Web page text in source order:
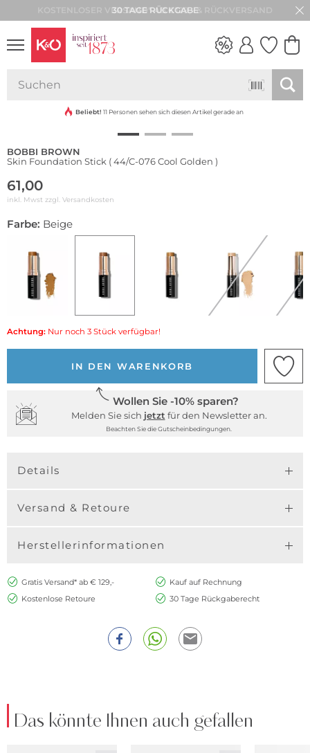
30 TAGE RÜCKGABE
VIBES
Beliebt! 11 Personen sehen sich diesen Artikel gerade an
BOBBI BROWN
Skin Foundation Stick ( 44/C-076 Cool Golden )
61,00
inkl. Mwst zzgl. Versandkosten
Farbe: Beige
Achtung: Nur noch 3 Stück verfügbar!
IN DEN WARENKORB
Wollen Sie -10% sparen?
Melden Sie sich jetzt für den Newsletter an.
Beachten Sie die Gutscheinbedingungen.
Details
Versand & Retoure
Herstellerinformationen
Gratis Versand* ab € 129,-
Kauf auf Rechnung
Kostenlose Retoure
30 Tage Rückgaberecht
Das könnte Ihnen auch gefallen